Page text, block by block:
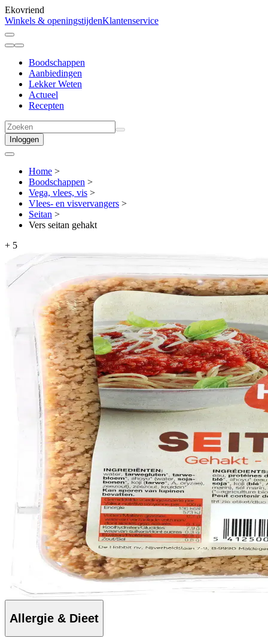
Ekovriend
Winkels & openingstijdenKlantenservice
Boodschappen
Aanbiedingen
Lekker Weten
Actueel
Recepten
Inloggen
Home >
Boodschappen >
Vega, vlees, vis >
Vlees- en visvervangers >
Seitan >
Vers seitan gehakt
+ 5
Allergie & Dieet